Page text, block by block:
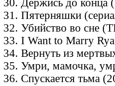
30. Держись до конца
31. Пятерняшки
32. Убийство во сне
33. I Want to Marry
34. Вернуть из
35. Умри, мамочка,
36. Спускается тьма